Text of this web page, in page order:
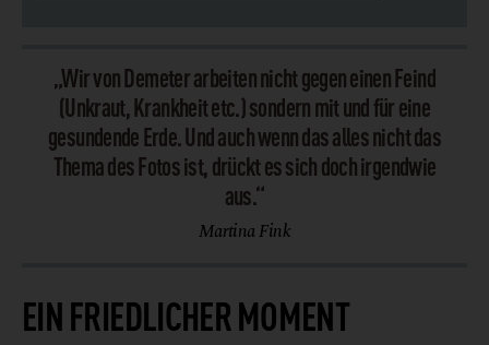
„Wir von Demeter arbeiten nicht gegen einen Feind
(Unkraut, Krankheit etc.) sondern mit und für eine
gesundende Erde. Und auch wenn das alles nicht das
Thema des Fotos ist, drückt es sich doch irgendwie
aus.“
Martina Fink
EIN FRIEDLICHER MOMENT